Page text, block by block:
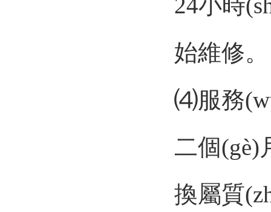
始維修。
⑷服務
二個(gè)
換屬質